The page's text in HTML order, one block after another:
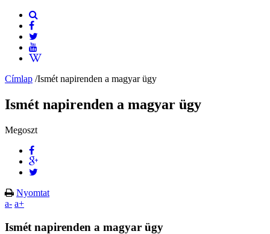
Címlap /Ismét napirenden a magyar ügy
Ismét napirenden a magyar ügy
Megoszt
Nyomtat
a- a+
Ismét napirenden a magyar ügy